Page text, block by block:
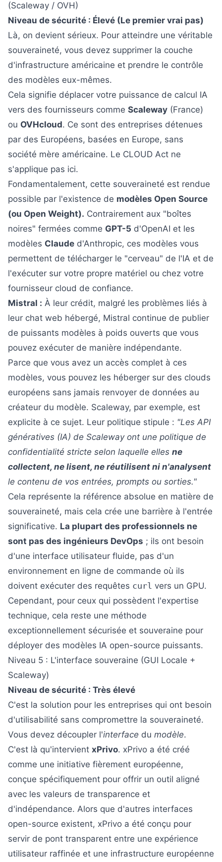
(Scaleway / OVH)
Niveau de sécurité : Élevé (Le premier vrai pas)
Là, on devient sérieux. Pour atteindre une véritable
souveraineté, vous devez supprimer la couche
d'infrastructure américaine et prendre le contrôle
des modèles eux-mêmes.
Cela signifie déplacer votre puissance de calcul IA
vers des fournisseurs comme Scaleway (France)
ou OVHcloud. Ce sont des entreprises détenues
par des Européens, basées en Europe, sans
société mère américaine. Le CLOUD Act ne
s'applique pas ici.
Fondamentalement, cette souveraineté est rendue
possible par l'existence de modèles Open Source
(ou Open Weight). Contrairement aux "boîtes
noires" fermées comme GPT-5 d'OpenAI et les
modèles Claude d'Anthropic, ces modèles vous
permettent de télécharger le "cerveau" de l'IA et de
l'exécuter sur votre propre matériel ou chez votre
fournisseur cloud de confiance.
Mistral : À leur crédit, malgré les problèmes liés à
leur chat web hébergé, Mistral continue de publier
de puissants modèles à poids ouverts que vous
pouvez exécuter de manière indépendante.
Parce que vous avez un accès complet à ces
modèles, vous pouvez les héberger sur des clouds
européens sans jamais renvoyer de données au
créateur du modèle. Scaleway, par exemple, est
explicite à ce sujet. Leur politique stipule : "Les API
génératives (IA) de Scaleway ont une politique de
confidentialité stricte selon laquelle elles ne
collectent, ne lisent, ne réutilisent ni n'analysent
le contenu de vos entrées, prompts ou sorties."
Cela représente la référence absolue en matière de
souveraineté, mais cela crée une barrière à l'entrée
significative. La plupart des professionnels ne
sont pas des ingénieurs DevOps ; ils ont besoin
d'une interface utilisateur fluide, pas d'un
environnement en ligne de commande où ils
doivent exécuter des requêtes curl vers un GPU.
Cependant, pour ceux qui possèdent l'expertise
technique, cela reste une méthode
exceptionnellement sécurisée et souveraine pour
déployer des modèles IA open-source puissants.
Niveau 5 : L'interface souveraine (GUI Locale +
Scaleway)
Niveau de sécurité : Très élevé
C'est la solution pour les entreprises qui ont besoin
d'utilisabilité sans compromettre la souveraineté.
Vous devez découpler l'interface du modèle.
C'est là qu'intervient xPrivo. xPrivo a été créé
comme une initiative fièrement européenne,
conçue spécifiquement pour offrir un outil aligné
avec les valeurs de transparence et
d'indépendance. Alors que d'autres interfaces
open-source existent, xPrivo a été conçu pour
servir de pont transparent entre une expérience
utilisateur raffinée et une infrastructure européenne